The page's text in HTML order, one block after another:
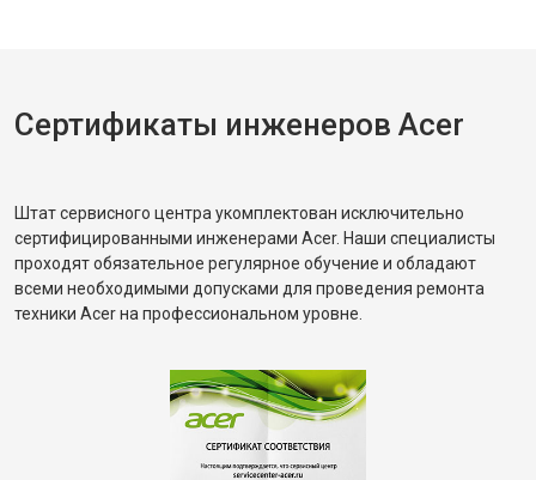
Сертификаты инженеров Acer
Штат сервисного центра укомплектован исключительно
сертифицированными инженерами Acer. Наши специалисты
проходят обязательное регулярное обучение и обладают
всеми необходимыми допусками для проведения ремонта
техники Acer на профессиональном уровне.